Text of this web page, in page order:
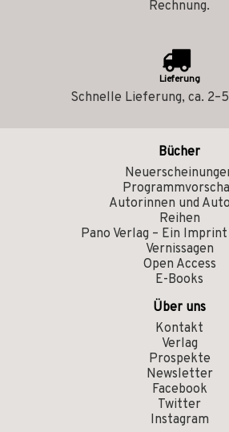
Rechnung.
Lieferung
Schnelle Lieferung, ca.
Bücher
Autorinnen und
Reihen
Pano Verlag – Ein
Vernissagen
Open Access
E-Books
Über uns
Kontakt
Verlag
Prospekte
Newsletter
Facebook
Twitter
Instagram